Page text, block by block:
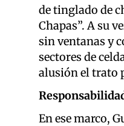
de tinglado de
Chapas”. A su
sin ventanas y
sectores de
alusión el trato
En ese marco,